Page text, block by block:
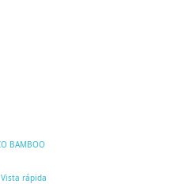
Vista rápida